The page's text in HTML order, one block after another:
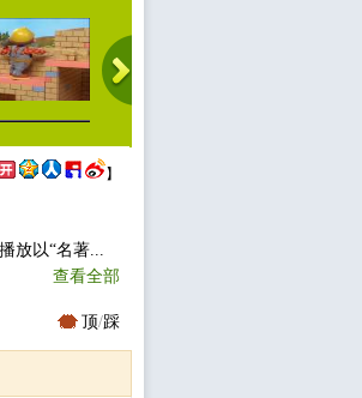
】
放以“名著...
查看全部
顶/踩